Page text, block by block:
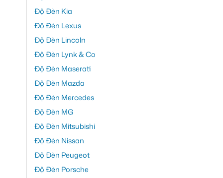
Độ Đèn Kia
Độ Đèn Lexus
Độ Đèn Lincoln
Độ Đèn Lynk & Co
Độ Đèn Maserati
Độ Đèn Mazda
Độ Đèn Mercedes
Độ Đèn MG
Độ Đèn Mitsubishi
Độ Đèn Nissan
Độ Đèn Peugeot
Độ Đèn Porsche